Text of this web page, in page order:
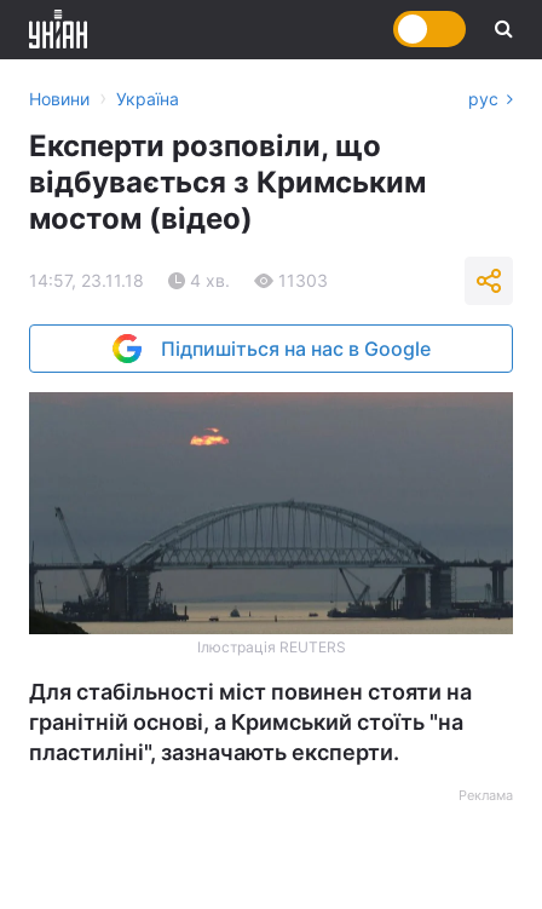
Новини › Україна рус
Експерти розповіли, що
відбувається з Кримським
мостом (відео)
14:57, 23.11.18 4 хв. 11303
Підпишіться на нас в Google
Ілюстрація REUTERS
Для стабільності міст повинен стояти на
гранітній основі, а Кримський стоїть "на
пластиліні", зазначають експерти.
Реклама